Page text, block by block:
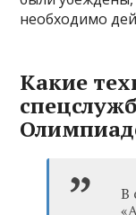
необходимо
Какие
В